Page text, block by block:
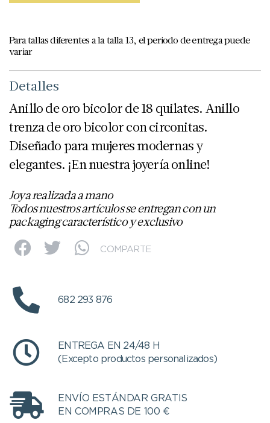
Para tallas diferentes a la talla 13, el periodo de entrega puede
variar
Detalles
Anillo de oro bicolor de 18 quilates. Anillo
trenza de oro bicolor con circonitas.
Diseñado para mujeres modernas y
elegantes. ¡En nuestra joyería online!
Joya realizada a mano
Todos nuestros artículos se entregan con un
packaging característico y exclusivo
COMPARTE
682 293 876
ENTREGA EN 24/48 H
(Excepto productos personalizados)
ENVÍO ESTÁNDAR GRATIS
EN COMPRAS DE 100 €